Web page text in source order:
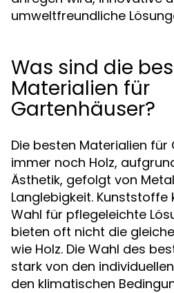
umweltfreundliche
Was sind die
Materialien für
Gartenhäuser?
Die besten Materialien
immer noch Holz,
Ästhetik, gefolgt von
Langlebigkeit. Kunststoffe
Wahl für pflegeleichte
bieten oft nicht die
wie Holz. Die Wahl des
stark von den
den klimatischen